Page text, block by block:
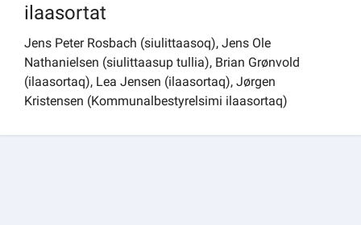
ilaasortat
Jens Peter Rosbach (siulittaasoq), Jens Ole
Nathanielsen (siulittaasup tullia), Brian Grønvold
(ilaasortaq), Lea Jensen (ilaasortaq), Jørgen
Kristensen (Kommunalbestyrelsimi ilaasortaq)